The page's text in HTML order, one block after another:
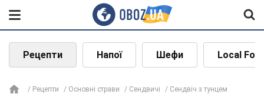
Рецепти Напої Шефи Local
Рецепти Основні страви Сендвичі Сендвіч з тунцем